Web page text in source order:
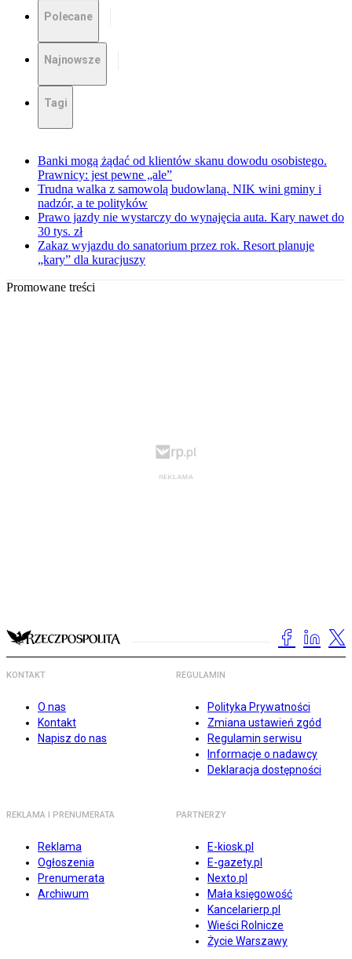
Polecane
Najnowsze
Tagi
Banki mogą żądać od klientów skanu dowodu osobistego.
Prawnicy: jest pewne „ale”
Trudna walka z samowolą budowlaną. NIK wini gminy i
nadzór, a te polityków
Prawo jazdy nie wystarczy do wynajęcia auta. Kary nawet do
30 tys. zł
Zakaz wyjazdu do sanatorium przez rok. Resort planuje
„kary” dla kuracjuszy
Promowane treści
KONTAKT
O nas
Kontakt
Napisz do nas
REGULAMIN
Polityka Prywatności
Zmiana ustawień zgód
Regulamin serwisu
Informacje o nadawcy
Deklaracja dostępności
REKLAMA I PRENUMERATA
Reklama
Ogłoszenia
Prenumerata
Archiwum
PARTNERZY
E-kiosk.pl
E-gazety.pl
Nexto.pl
Mała księgowość
Kancelarierp.pl
Wieści Rolnicze
Życie Warszawy